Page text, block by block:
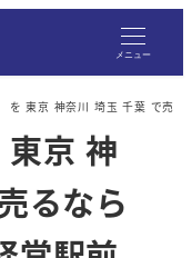
メニュー
を 東京 神奈川 埼玉 千葉 で売
京 神
るなら